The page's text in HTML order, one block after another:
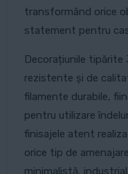
transformând orice
statement pentru
Decorațiunile tipărite
rezistente și de
filamente durabile,
pentru utilizare
finisajele atent
orice tip de
minimalistă,